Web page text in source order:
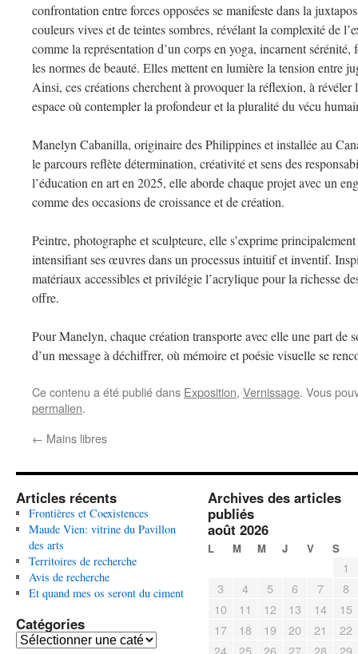
confrontation entre forces opposées se manifeste dans la
couleurs vives et de teintes sombres, révélant la complexité de
comme la représentation d’un corps en yoga, incarnent
les normes de beauté. Elles mettent en lumière la tension entre
Ainsi, ces créations cherchent à provoquer la réflexion, à
espace où contempler la profondeur et la pluralité du vécu
Manelyn Cabanilla, originaire des Philippines et installée au
le parcours reflète détermination, créativité et sens des
l’éducation en art en 2025, elle aborde chaque projet avec un
comme des occasions de croissance et de création.
Peintre, photographe et sculpteure, elle s’exprime
intensifiant ses œuvres dans un processus intuitif et inventif.
matériaux accessibles et privilégie l’acrylique pour la richesse
offre.
Pour Manelyn, chaque création transporte avec elle une part de
d’un message à déchiffrer, où mémoire et poésie visuelle se
Ce contenu a été publié dans Exposition, Vernissage. Vous
permalien.
← Mains libres
Articles récents
Frontières et Coexistences
Maude Vien: vitrine du Pavillon
des arts
Territoires de recherche
Avis de recherche
Et quand mes os seront du ciment
Catégories
C
Archives des articles
publiés
août 2026
L M M J V S
1
3
4 5 6 7
8
10
11 12 13 14
15
17
18 19 20 21
22
24
25 26 27 28 29